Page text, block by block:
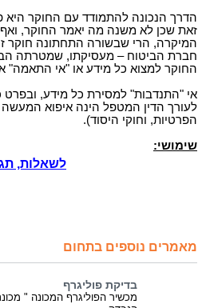
הדרך הנכונה להתמודד עם החוקר היא
זאת שכן לא משנה מה יאמר החוקר, ואף
המיקרה, הרי שבשורה התחתונה חוקר
חברת הביטוח – מעסיקתו, שמטרתה
החוקר למצוא כל מידע או "אי התאמה"
אי "התנדבות" למסירת כל מידע, ובפרט
לעורך הדין המטפל הינה איפוא
הפרטיות, וחוקי היסוד).
שימושי:
לשאלות,
מאמרים נוספים בתחום
בדיקת פוליגרף
מכשיר הפוליגרף המכונה "